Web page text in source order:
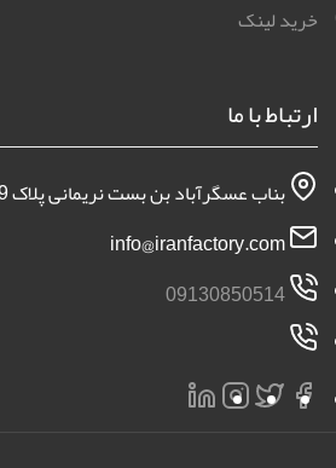
خرید لینک
ارتباط با ما
بناب عسگرآباد بن بست نریمانی پلاک 109
09130850514